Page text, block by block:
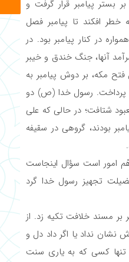
بستر پیامبر قرار گرفت و
خطر افکند تا پیامبر فصل
در کنار پیامبر بود. در
آنها، جنگ خندق و خیبر
مکه، بر دوش پیامبر به
پرداخت. رسول خدا (ص) دو
شتافت؛ در حالی که علی
بودند، گروهی در سقیفه
امور است سؤال اینجاست
تجهیز رسول خدا گرد
بر مسند خلافت تکیه زد. از
نداد یا اگر داد دل و
تنها کسی که به یاری سنت